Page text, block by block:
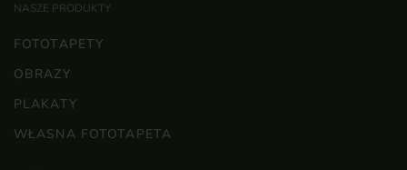
NASZE PRODUKTY
FOTOTAPETY
OBRAZY
PLAKATY
WŁASNA FOTOTAPETA